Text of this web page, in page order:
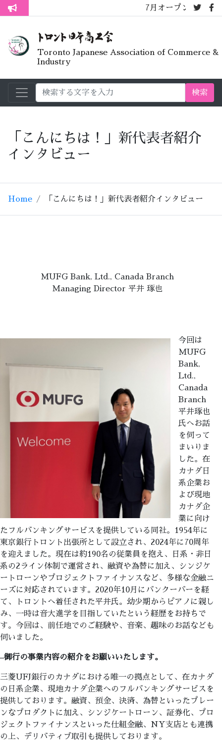
トロント生活不安疑問質問懇談会
7月オープンライブラリーカフェ
Toronto Japanese Association of Commerce &
Industry
検索
「こんにちは！」新代表者紹介
インタビュー
Home 「こんにちは！」新代表者紹介インタビュー
MUFG Bank, Ltd., Canada Branch
Managing Director 平井 琢也
今回は
MUFG
Bank,
Ltd.,
Canada
Branch
平井琢也
氏へお話
を伺って
まいりま
した。在
カナダ日
系企業お
よび現地
カナダ企
業に向け
たフルバンキングサービスを提供している同社。1954年に
東京銀行トロント出張所として設立され、2024年に70周年
を迎えました。現在は約190名の従業員を抱え、日系・非日
系の2ライン体制で運営され、融資や為替に加え、シンジケ
ートローンやプロジェクトファイナンスなど、多様な金融ニ
ーズに対応されています。2020年10月にバンクーバーを経
て、トロントへ着任された平井氏。幼少期からピアノに親し
み、一時は音大進学を目指していたという経歴をお持ちで
す。今回は、前任地でのご経験や、音楽、趣味のお話なども
伺いました。
–御行の事業内容の紹介をお願いいたします。
三菱UFJ銀行のカナダにおける唯一の拠点として、在カナダ
の日系企業、現地カナダ企業へのフルバンキングサービスを
提供しております。融資、預金、決済、為替といったプレー
ンなプロダクトに加え、シンジケートローン、証券化、プロ
ジェクトファイナンスといった仕組金融、NY支店とも連携
の上、デリバティブ取引も提供しております。